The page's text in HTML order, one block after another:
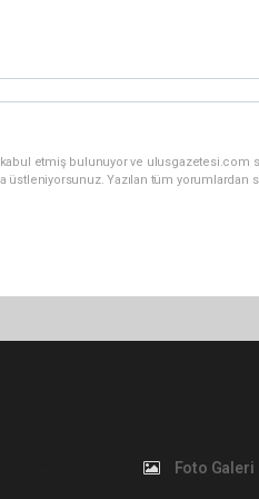
kabul etmiş bulunuyor ve ulusgazetesi.com
üstleniyorsunuz. Yazılan tüm
Foto Galeri